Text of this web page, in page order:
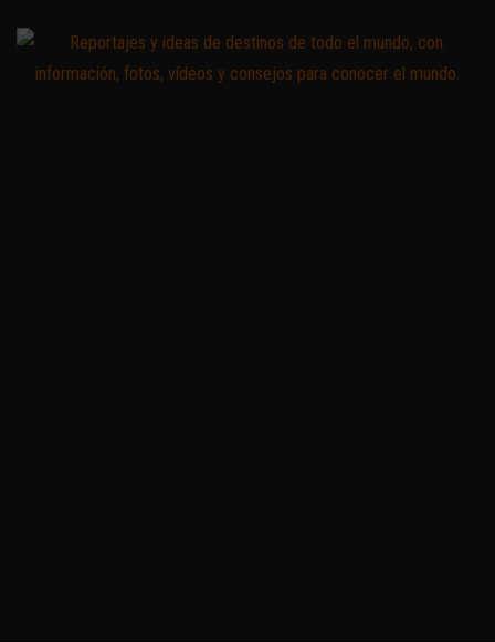
contenido